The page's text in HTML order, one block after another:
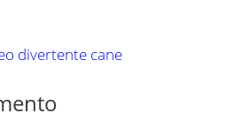
divertente cane